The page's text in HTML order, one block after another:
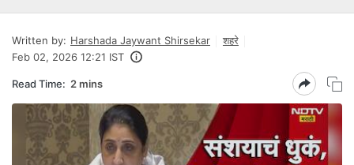
Written by: Harshada Jaywant Shirsekar
शहरे
Feb 02, 2026 12:21 IST
Read Time: 2 mins